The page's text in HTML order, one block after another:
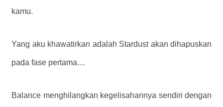
kamu.
Yang aku khawatirkan adalah Stardust akan dihapuskan
pada fase pertama…
Balance menghilangkan kegelisahannya sendiri dengan